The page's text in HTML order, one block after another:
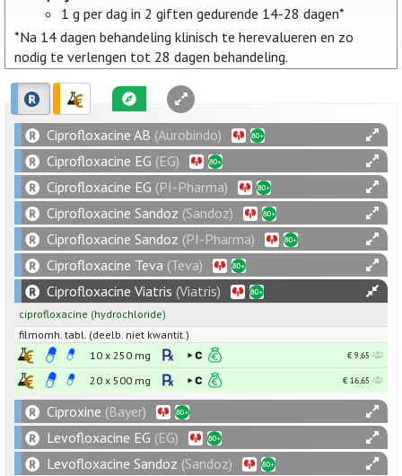
1 g per dag in 2 giften gedurende 14-28 dagen*
*Na 14 dagen behandeling klinisch te herevalueren en zo
nodig te verlengen tot 28 dagen behandeling.
Ciprofloxacine AB (Aurobindo)
Ciprofloxacine EG (EG)
Ciprofloxacine EG (PI-Pharma)
Ciprofloxacine Sandoz (Sandoz)
Ciprofloxacine Sandoz (PI-Pharma)
Ciprofloxacine Teva (Teva)
Ciprofloxacine Viatris (Viatris)
ciprofloxacine (hydrochloride)
filmomh. tabl. (deelb. niet kwantit.)
10 x 250 mg € 9,65
20 x 500 mg € 16,65
Ciproxine (Bayer)
Levofloxacine EG (EG)
Levofloxacine Sandoz (Sandoz)